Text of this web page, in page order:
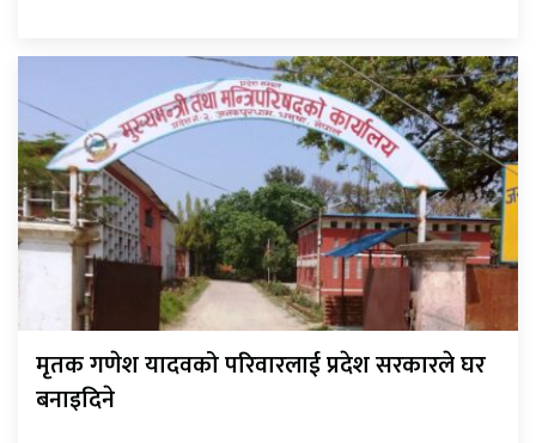
मृतक गणेश यादवको परिवारलाई प्रदेश सरकारले घर
बनाइदिने